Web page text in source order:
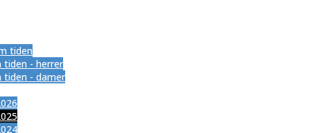
tiden
- herrer
- damer